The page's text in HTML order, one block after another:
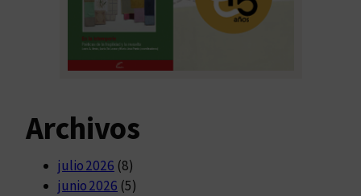
Archivos
julio 2026 (8)
junio 2026 (5)